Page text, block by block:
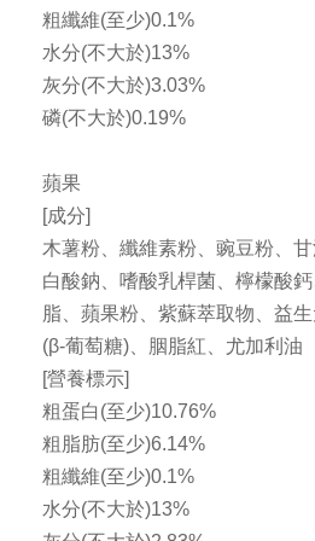
粗纖維(至少)0.1%
水分(不大於)13%
灰分(不大於)3.03%
磷(不大於)0.19%
蘋果
[成分]
木薯粉、纖維素粉、豌豆粉、
白酸鈉、嗜酸乳桿菌、檸檬酸
脂、蘋果粉、紫蘇萃取物、益
(β-葡萄糖)、胭脂紅、尤加利油
[營養標示]
粗蛋白(至少)10.76%
粗脂肪(至少)6.14%
粗纖維(至少)0.1%
水分(不大於)13%